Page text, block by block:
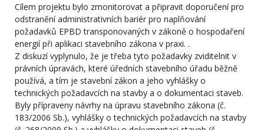
Cílem projektu bylo zmonitorovat a připravit doporučení pro
odstranění administrativních bariér pro naplňování
požadavků EPBD transponovaných v zákoně o hospodaření
energií při aplikaci stavebního zákona v praxi. .
Z diskuzí vyplynulo, že je třeba tyto požadavky zviditelnit v
právních úpravách, které úředních stavebního úřadu běžně
používá, a tím je stavební zákon a jeho vyhlášky o
technických požadavcích na stavby a o dokumentaci staveb.
Byly přípraveny návrhy na úpravu stavebního zákona (č.
183/2006 Sb.), vyhlášky o technických požadavcích na stavby